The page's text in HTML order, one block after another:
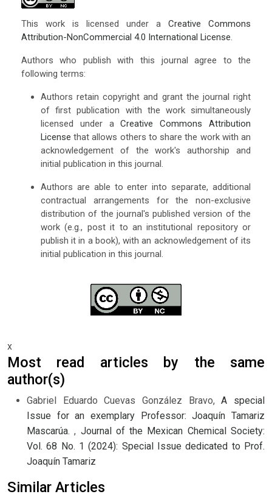
This work is licensed under aCreative Commons
Attribution-NonCommercial 4.0 International License.
Authors who publish with this journal agree to the
following terms:
Authors retain copyright and grant the journal right
of first publication with the work simultaneously
licensed under aCreative Commons Attribution
License that allows others to share the work with an
acknowledgement of the work's authorship and
initial publication in this journal.
Authors are able to enter into separate, additional
contractual arrangements for the non-exclusive
distribution of the journal's published version of the
work (e.g., post it to an institutional repository or
publish it in a book), with an acknowledgement of its
initial publication in this journal.
x
Most read articles by the same
author(s)
Gabriel Eduardo Cuevas González Bravo,A special
Issue for an exemplary Professor: Joaquín Tamariz
Mascarúa., Journal of the Mexican Chemical Society:
Vol. 68 No. 1 (2024): Special Issue dedicated to Prof.
Joaquín Tamariz
Similar Articles